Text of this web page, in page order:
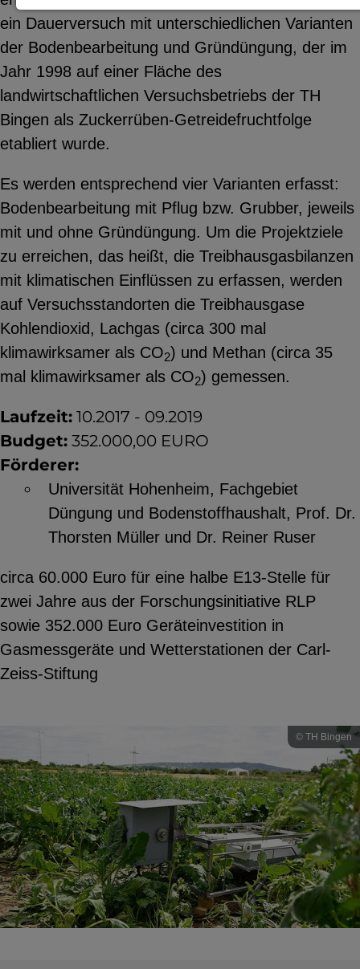
ein Dauerversuch mit unterschiedlichen Varianten
der Bodenbearbeitung und Gründüngung, der im
Jahr 1998 auf einer Fläche des
landwirtschaftlichen Versuchsbetriebs der TH
Bingen als Zuckerrüben-Getreidefruchtfolge
etabliert wurde.
Es werden entsprechend vier Varianten erfasst:
Bodenbearbeitung mit Pflug bzw. Grubber, jeweils
mit und ohne Gründüngung. Um die Projektziele
zu erreichen, das heißt, die Treibhausgasbilanzen
mit klimatischen Einflüssen zu erfassen, werden
auf Versuchsstandorten die Treibhausgase
Kohlendioxid, Lachgas (circa 300 mal
klimawirksamer als CO2) und Methan (circa 35
mal klimawirksamer als CO2) gemessen.
Laufzeit: 10.2017 - 09.2019
Budget: 352.000,00 EURO
Förderer:
Universität Hohenheim, Fachgebiet
Düngung und Bodenstoffhaushalt, Prof. Dr.
Thorsten Müller und Dr. Reiner Ruser
circa 60.000 Euro für eine halbe E13-Stelle für
zwei Jahre aus der Forschungsinitiative RLP
sowie 352.000 Euro Geräteinvestition in
Gasmessgeräte und Wetterstationen der Carl-
Zeiss-Stiftung
© TH Bingen
Notwendige Cookies zur Session-
Verwaltung und für die generelle
Funktionalität der Seite (immer
notwendig).
EXTERNE MEDIEN
Seitenspezifische Erfassung von
Benutzerdaten durch
Drittanbieter, bspw. über das
Einbinden externer Videos,
Standortdaten oder
Stellenanzeigen.
YouTube
ChatBot